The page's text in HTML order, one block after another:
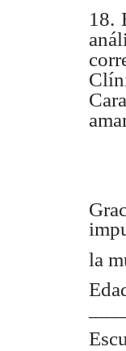
18.
la